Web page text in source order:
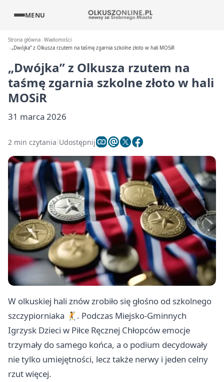
MENU
Strona główna Wiadomości
„Dwójka” z Olkusza rzutem na taśmę zgarnia szkolne złoto w hali MOSiR
„Dwójka” z Olkusza rzutem na
taśmę zgarnia szkolne złoto w hali
MOSiR
31 marca 2026
2 min czytania Udostępnij
W olkuskiej hali znów zrobiło się głośno od szkolnego
szczypiorniaka 🤾. Podczas Miejsko-Gminnych
Igrzysk Dzieci w Piłce Ręcznej Chłopców emocje
trzymały do samego końca, a o podium decydowały
nie tylko umiejętności, lecz także nerwy i jeden celny
rzut więcej.